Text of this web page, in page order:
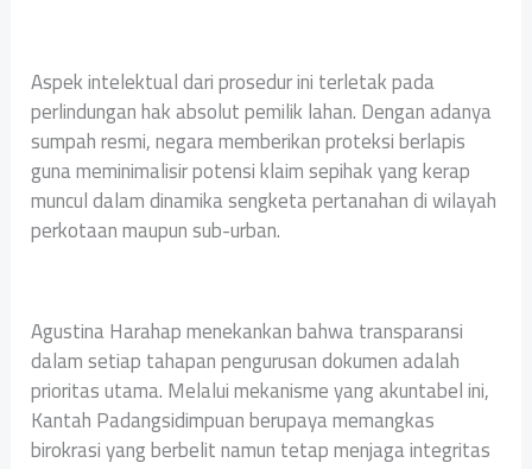
Aspek intelektual dari prosedur ini terletak pada
perlindungan hak absolut pemilik lahan. Dengan adanya
sumpah resmi, negara memberikan proteksi berlapis
guna meminimalisir potensi klaim sepihak yang kerap
muncul dalam dinamika sengketa pertanahan di wilayah
perkotaan maupun sub-urban.
Agustina Harahap menekankan bahwa transparansi
dalam setiap tahapan pengurusan dokumen adalah
prioritas utama. Melalui mekanisme yang akuntabel ini,
Kantah Padangsidimpuan berupaya memangkas
birokrasi yang berbelit namun tetap menjaga integritas